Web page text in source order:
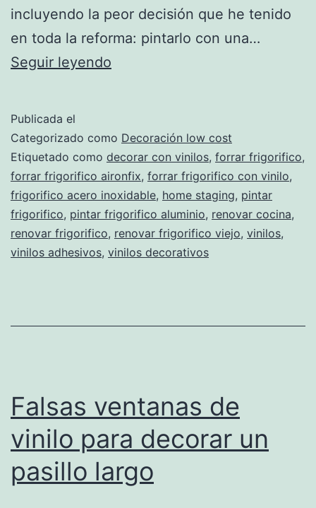
incluyendo la peor decisión que he tenido
en toda la reforma: pintarlo con una…
Seguir leyendo
Publicada el
Categorizado como Decoración low cost
Etiquetado como decorar con vinilos, forrar frigorifico,
forrar frigorifico aironfix, forrar frigorifico con vinilo,
frigorifico acero inoxidable, home staging, pintar
frigorifico, pintar frigorifico aluminio, renovar cocina,
renovar frigorifico, renovar frigorifico viejo, vinilos,
vinilos adhesivos, vinilos decorativos
Falsas ventanas de
vinilo para decorar un
pasillo largo